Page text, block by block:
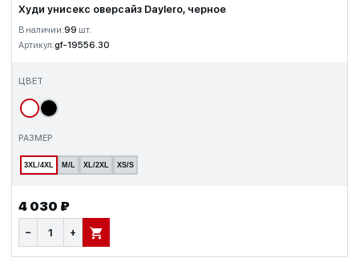
Худи унисекс оверсайз Daylero, черное
В наличии:99 шт.
Артикул:gf-19556.30
ЦВЕТ
РАЗМЕР
3XL/4XL M/L XL/2XL XS/S
4 030 ₽
− + В КОРЗИНУ